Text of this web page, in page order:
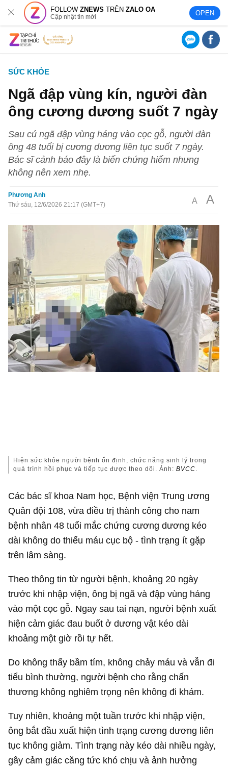
FOLLOWZNEWS TRÊNZALO OA
Cập nhật tin mới OPEN
SỨC KHỎE
Ngã đập vùng kín, người đàn
ông cương dương suốt 7 ngày
Sau cú ngã đập vùng háng vào cọc gỗ, người đàn
ông 48 tuổi bị cương dương liên tục suốt 7 ngày.
Bác sĩ cảnh báo đây là biến chứng hiếm nhưng
không nên xem nhẹ.
Phương Anh
Thứ sáu, 12/6/2026 21:17 (GMT+7)
A A
Hiện sức khỏe người bệnh ổn định, chức năng sinh lý trong
quá trình hồi phục và tiếp tục được theo dõi. Ảnh:BVCC.
Các bác sĩ khoa Nam học, Bệnh viện Trung ương
Quân đội 108, vừa điều trị thành công cho nam
bệnh nhân 48 tuổi mắc chứng cương dương kéo
dài không do thiếu máu cục bộ - tình trạng ít gặp
trên lâm sàng.
Theo thông tin từ người bệnh, khoảng 20 ngày
trước khi nhập viện, ông bị ngã và đập vùng háng
vào một cọc gỗ. Ngay sau tai nạn, người bệnh xuất
hiện cảm giác đau buốt ở dương vật kéo dài
khoảng một giờ rồi tự hết.
Do không thấy bầm tím, không chảy máu và vẫn đi
tiểu bình thường, người bệnh cho rằng chấn
thương không nghiêm trọng nên không đi khám.
Tuy nhiên, khoảng một tuần trước khi nhập viện,
ông bắt đầu xuất hiện tình trạng cương dương liên
tục không giảm. Tình trạng này kéo dài nhiều ngày,
gây cảm giác căng tức khó chịu và ảnh hưởng